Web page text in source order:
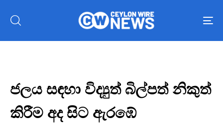
ජලය සඳහා විද්‍යුත් බිල්පත් නිකුත්
කිරීම අද සිට ඇරඹේ